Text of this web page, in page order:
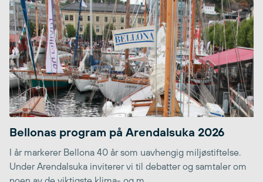
Bellonas program på Arendalsuka 2026
I år markerer Bellona 40 år som uavhengig miljøstiftelse.
Under Arendalsuka inviterer vi til debatter og samtaler om